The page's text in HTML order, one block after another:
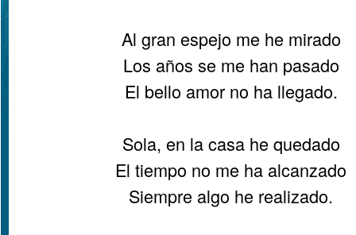
Al gran espejo me he mirado
Los años se me han pasado
El bello amor no ha llegado.
Sola, en la casa he quedado
El tiempo no me ha alcanzado
Siempre algo he realizado.